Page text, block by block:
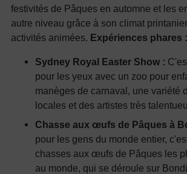
festivités de Pâques en automne et les
autre niveau grâce à son climat
activités animées. Expériences phares :
Sydney Royal Easter Show :
pour les yeux avec un zoo pour
manèges de carnaval, une variété
locales et des artistes très
Chasse aux œufs de Pâques à
pour les gens du monde entier,
chasses aux œufs de Pâques les
au monde, qui se déroule sur